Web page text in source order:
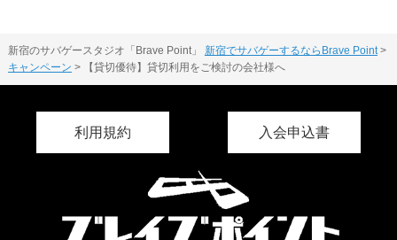
新宿のサバゲースタジオ「Brave Point」 新宿でサバゲーするならBrave Point>
キャンペーン > 【貸切優待】貸切利用をご検討の会社様へ
利用規約 入会申込書